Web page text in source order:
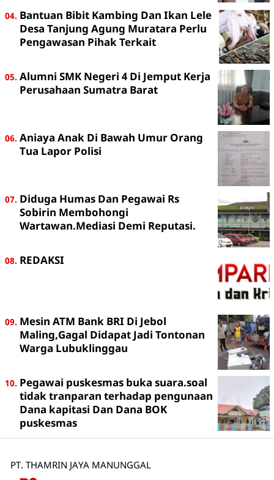
Bantuan Bibit Kambing Dan Ikan Lele
Desa Tanjung Agung Muratara Perlu
Pengawasan Pihak Terkait
Alumni SMK Negeri 4 Di Jemput Kerja
Perusahaan Sumatra Barat
Aniaya Anak Di Bawah Umur Orang
Tua Lapor Polisi
Diduga Humas Dan Pegawai Rs
Sobirin Membohongi
Wartawan.Mediasi Demi Reputasi.
REDAKSI
Mesin ATM Bank BRI Di Jebol
Maling,Gagal Didapat Jadi Tontonan
Warga Lubuklinggau
Pegawai puskesmas buka suara.soal
tidak tranparan terhadap pengunaan
Dana kapitasi Dan Dana BOK
puskesmas
PT. THAMRIN JAYA MANUNGGAL